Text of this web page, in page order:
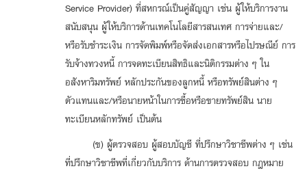
Service Provider) ที่สหกรณ์เป็นคู่สัญญา เช่น ผู้ให้บริการงาน
สนับสนุน ผู้ให้บริการด้านเทคโนโลยีสารสนเทศ การจ่ายและ/
หรือรับชำระเงิน การจัดพิมพ์หรือจัดส่งเอกสารหรือไปรษณีย์ การ
รับจ้างทวงหนี้ การจดทะเบียนสิทธิและนิติกรรมต่าง ๆ ใน
อสังหาริมทรัพย์ หลักประกันของลูกหนี้ หรือทรัพย์สินต่าง ๆ
ตัวแทนและ/หรือนายหน้าในการซื้อหรือขายทรัพย์สิน นาย
ทะเบียนหลักทรัพย์ เป็นต้น
(ข) ผู้ตรวจสอบ ผู้สอบบัญชี ที่ปรึกษาวิชาชีพต่าง ๆ เช่น
ที่ปรึกษาวิชาชีพที่เกี่ยวกับบริการ ด้านการตรวจสอบ กฎหมาย